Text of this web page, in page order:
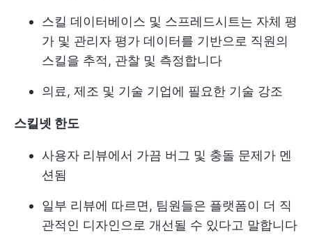
스킬 데이터베이스 및 스프레드시트는 자체 평
가 및 관리자 평가 데이터를 기반으로 직원의
스킬을 추적, 관찰 및 측정합니다
의료, 제조 및 기술 기업에 필요한 기술 강조
스킬넷 한도
사용자 리뷰에서 가끔 버그 및 충돌 문제가 멘
션됨
일부 리뷰에 따르면, 팀원들은 플랫폼이 더 직
관적인 디자인으로 개선될 수 있다고 말합니다